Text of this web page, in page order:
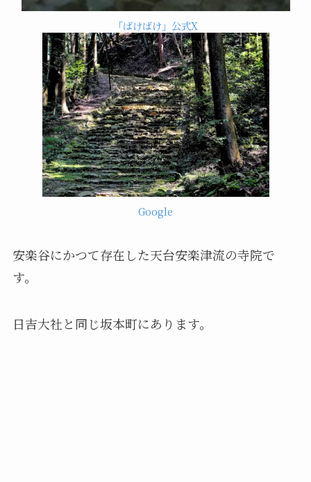
「ばけばけ」公式X
Google
安楽谷にかつて存在した天台安楽津流の寺院で
す。
日吉大社と同じ坂本町にあります。